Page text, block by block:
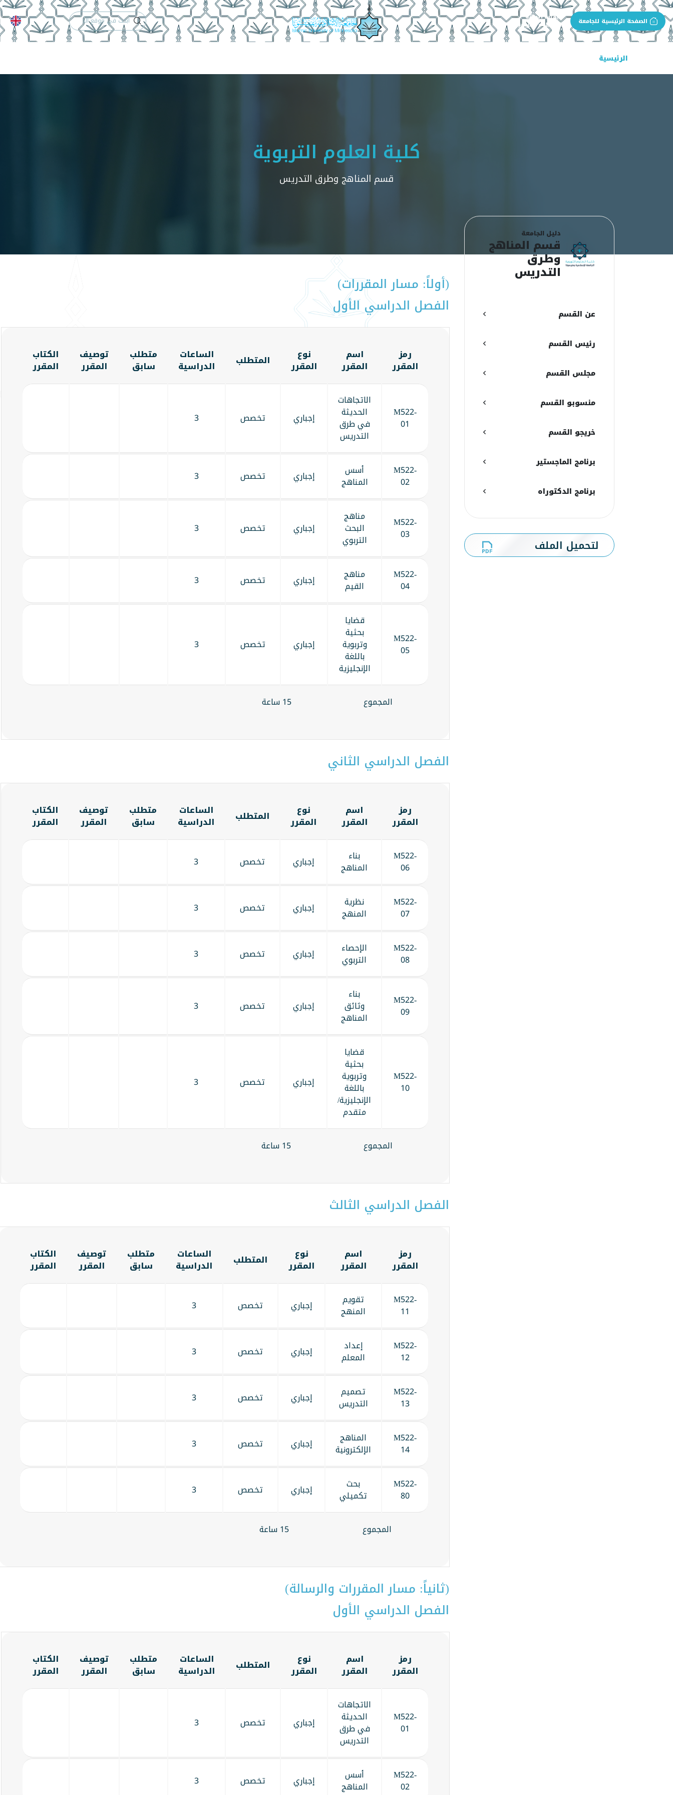
الصفحة الرئيسية للجامعة بوابة الجهة
كلية العلوم التربوية الدعم الفنيالتقويم الجامعي
الرئيسية
كلية العلوم التربوية
قسم المناهج وطرق التدريس
دليل الجامعة
قسم المناهج
وطرق
التدريس
عن القسم
رئيس القسم
مجلس القسم
منسوبو القسم
خريجو القسم
برنامج الماجستير
برنامج الدكتوراه
لتحميل الملف
(أولاً: مسار المقررات)
الفصل الدراسي الأول
رمز
المقرر
اسم
المقرر
نوع
المقرر المتطلب الساعات
الدراسية
متطلب
سابق
توصيف
المقرر
الكتاب
المقرر
M522-
01
الاتجاهات
الحديثة
في طرق
التدريس
إجباري تخصص 3
M522-
02
أسس
المناهج إجباري تخصص 3
M522-
03
مناهج
البحث
التربوي
إجباري تخصص 3
M522-
04
مناهج
القيم إجباري تخصص 3
M522-
05
قضايا
بحثية
وتربوية
باللغة
الإنجليزية
إجباري تخصص 3
المجموع 15 ساعة
الفصل الدراسي الثاني
رمز
المقرر
اسم
المقرر
نوع
المقرر المتطلب الساعات
الدراسية
متطلب
سابق
توصيف
المقرر
الكتاب
المقرر
M522-
06
بناء
المناهج إجباري تخصص 3
M522-
07
نظرية
المنهج إجباري تخصص 3
M522-
08
الإحصاء
التربوي إجباري تخصص 3
M522-
09
بناء
وثائق
المناهج
إجباري تخصص 3
M522-
10
قضايا
بحثية
وتربوية
باللغة
الإنجليزية/
متقدم
إجباري تخصص 3
المجموع 15 ساعة
الفصل الدراسي الثالث
رمز
المقرر
اسم
المقرر
نوع
المقرر المتطلب الساعات
الدراسية
متطلب
سابق
توصيف
المقرر
الكتاب
المقرر
M522-
11
تقويم
المنهج إجباري تخصص 3
M522-
12
إعداد
المعلم إجباري تخصص 3
M522-
13
تصميم
التدريس إجباري تخصص 3
M522-
14
المناهج
الإلكترونية إجباري تخصص 3
M522-
80
بحث
تكميلي إجباري تخصص 3
المجموع 15 ساعة
(ثانياً: مسار المقررات والرسالة)
الفصل الدراسي الأول
رمز
المقرر
اسم
المقرر
نوع
المقرر المتطلب الساعات
الدراسية
متطلب
سابق
توصيف
المقرر
الكتاب
المقرر
M522-
01
الاتجاهات
الحديثة
في طرق
التدريس
إجباري تخصص 3
M522-
02
أسس
المناهج إجباري تخصص 3